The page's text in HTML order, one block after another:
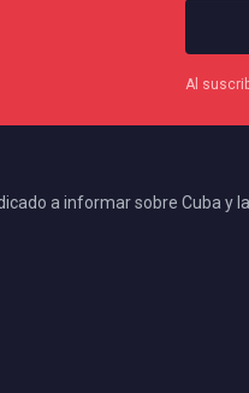
Al
a informar sobre Cuba y